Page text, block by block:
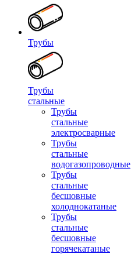
Трубы
Трубы
стальные
Трубы
стальные
электросварные
Трубы
стальные
водогазопроводные
Трубы
стальные
бесшовные
холоднокатаные
Трубы
стальные
бесшовные
горячекатаные